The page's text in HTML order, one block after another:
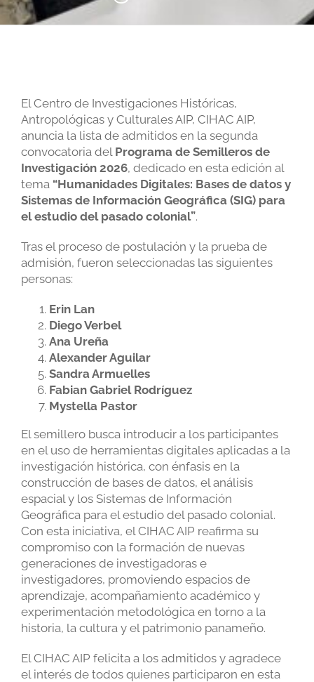
El Centro de Investigaciones Históricas,
Antropológicas y Culturales AIP, CIHAC AIP,
anuncia la lista de admitidos en la segunda
convocatoria del Programa de Semilleros de
Investigación 2026, dedicado en esta edición al
tema “Humanidades Digitales: Bases de datos y
Sistemas de Información Geográfica (SIG) para
el estudio del pasado colonial”.
Tras el proceso de postulación y la prueba de
admisión, fueron seleccionadas las siguientes
personas:
Erin Lan
Diego Verbel
Ana Ureña
Alexander Aguilar
Sandra Armuelles
Fabian Gabriel Rodríguez
Mystella Pastor
El semillero busca introducir a los participantes
en el uso de herramientas digitales aplicadas a la
investigación histórica, con énfasis en la
construcción de bases de datos, el análisis
espacial y los Sistemas de Información
Geográfica para el estudio del pasado colonial.
Con esta iniciativa, el CIHAC AIP reafirma su
compromiso con la formación de nuevas
generaciones de investigadoras e
investigadores, promoviendo espacios de
aprendizaje, acompañamiento académico y
experimentación metodológica en torno a la
historia, la cultura y el patrimonio panameño.
El CIHAC AIP felicita a los admitidos y agradece
el interés de todos quienes participaron en esta